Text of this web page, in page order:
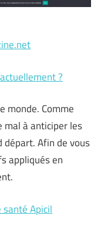
?
monde. Comme
mal à anticiper les
Afin de vous
appliqués en
Apicil